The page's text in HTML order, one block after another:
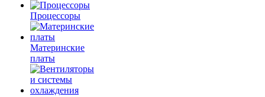
Процессоры
Материнские
платы